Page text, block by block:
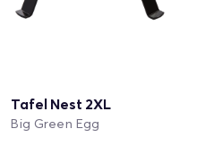
Tafel Nest 2XL
Big Green Egg